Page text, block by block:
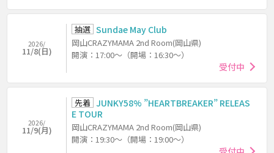
2026/
11/8(日)
抽選 Sundae May Club
岡山CRAZYMAMA 2nd Room(岡山県)
開演：17:00～（開場：16:30～）
受付中
2026/
11/9(月)
先着 JUNKY58% ”HEARTBREAKER” RELEAS
E TOUR
岡山CRAZYMAMA 2nd Room(岡山県)
開演：19:30～（開場：19:00～）